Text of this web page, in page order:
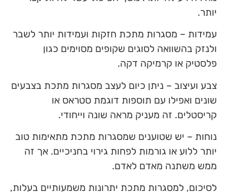
יותר.
עמידות – מסגרות מתכת חזקות ועמידות יותר לשבר
ולנזק בהשוואה לסוגים שקופים מסוימים כגון
פלסטיק או קרמיקה דקה.
צבע ועיצוב – ניתן כיום לעצב מסגרות מתכת בצבעים
שונים ואפילו עם תוספות דוגמת סטראס או
קריסטלים. זה מעניק מראה שונה וייחודי.
נוחות – יש שטוענים שמסגרות מתכת מתאימות טוב
יותר ללוע או גורמות לפחות גירוי בחניכיים. אך זה
ממש משתנה מאדם לאדם.
לסיכום, למסגרות מתכת יתרונות משמעותיים בעלות,